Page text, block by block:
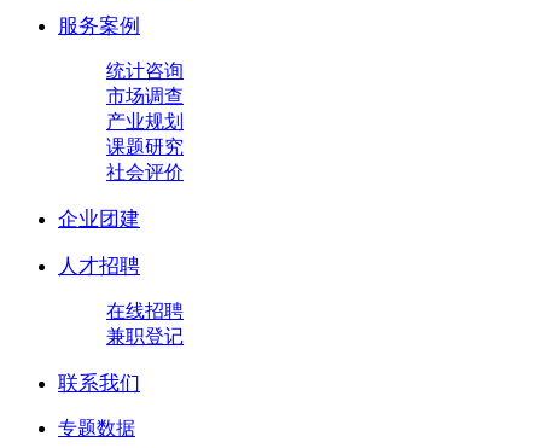
服务案例
统计咨询
市场调查
产业规划
课题研究
社会评价
企业团建
人才招聘
在线招聘
兼职登记
联系我们
专题数据